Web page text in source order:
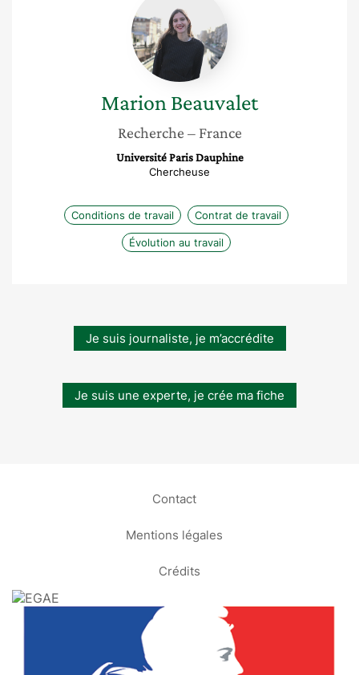
Beauvalet
Marion Beauvalet
Recherche – France
Université Paris Dauphine
Chercheuse
Conditions de travail Contrat de travail
Évolution au travail
Je suis journaliste, je m’accrédite
Je suis une experte, je crée ma fiche
Contact
Mentions légales
Crédits